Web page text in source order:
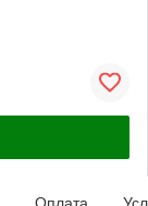
Оплата